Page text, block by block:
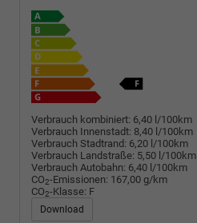
Verbrauch kombiniert: 6,40 l/100km
Verbrauch Innenstadt: 8,40 l/100km
Verbrauch Stadtrand: 6,20 l/100km
Verbrauch Landstraße: 5,50 l/100km
Verbrauch Autobahn: 6,40 l/100km
CO2-Emissionen: 167,00 g/km
CO2-Klasse: F
Download